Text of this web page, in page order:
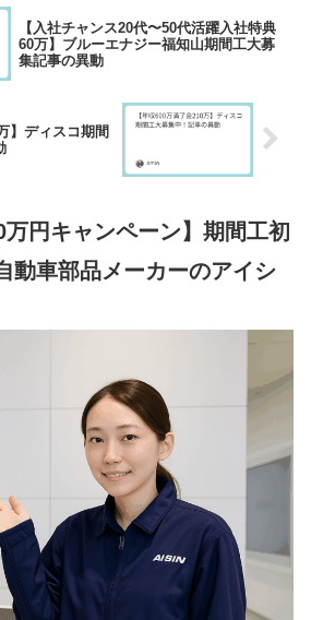
【入社チャンス20代〜50代活躍入社特典
60万】ブルーエナジー福知山期間工大募
集記事の異動
】ディスコ期間
万円キャンペーン】期間工初
動車部品メーカーのアイシ